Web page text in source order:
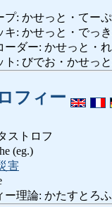
: かせっと・てーぷ:
: かせっと・でっき:
ダー: かせっと・れ
: びでお・かせっと:
フィー
ストロフ
(eg.)
害
理論: かたすとろふ